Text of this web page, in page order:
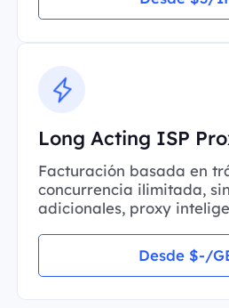
Long Acting ISP
Facturación basada en
concurrencia ilimitada,
adicionales, proxy
Desde $-/